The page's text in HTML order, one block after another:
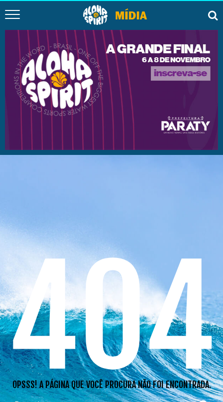
404
OPSSS! A PÁGINA QUE VOCÊ PROCURA NÃO FOI ENCONTRADA.